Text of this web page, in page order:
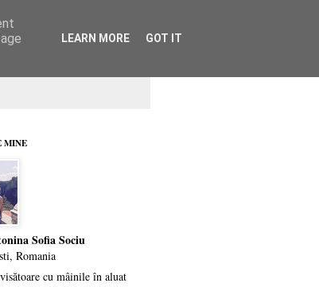
MINE
Sofia Sociu
Romania
cu mâinile în aluat
LEARN MORE GOT IT